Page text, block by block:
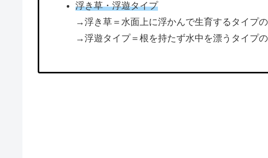
浮き草・浮遊タイプ
→浮き草＝水面上に浮かんで生育するタイプ
→浮遊タイプ＝根を持たず水中を漂うタイプ